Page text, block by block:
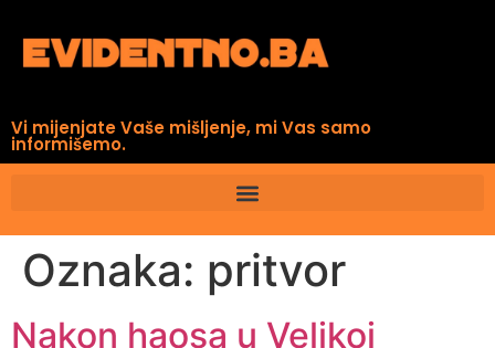
Vi mijenjate Vaše mišljenje, mi Vas samo
informišemo.
Oznaka: pritvor
Nakon haosa u Velikoj